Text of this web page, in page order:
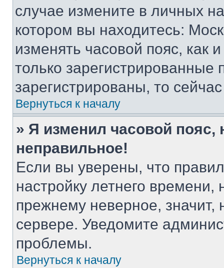
случае измените в личных
котором вы находитесь:
изменять часовой пояс, как
только
зарегистрированы, то
Вернуться к началу
» Я изменил часовой пояс,
неправильное!
Если вы уверены, что
настройку летнего
прежнему неверное, значит,
сервере. Уведомите
проблемы.
Вернуться к началу